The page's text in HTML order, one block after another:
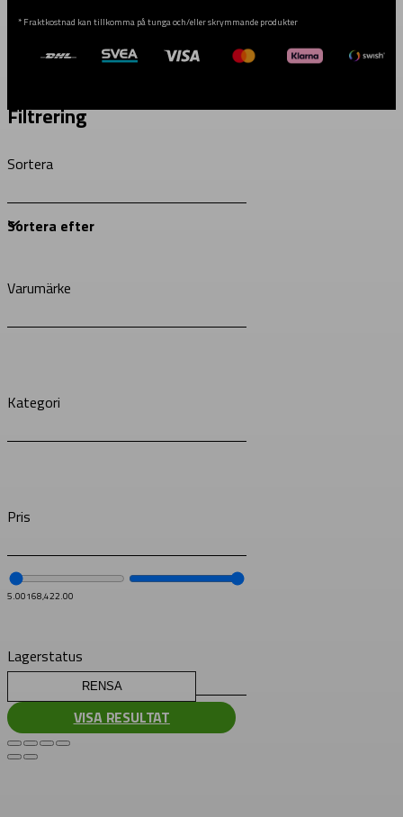
* Fraktkostnad kan tillkomma på tunga och/eller skrymmande produkter
Filtrering
Sortera
Varumärke
Kategori
Pris
5.00168,422.00
Lagerstatus
RENSA
VISA RESULTAT